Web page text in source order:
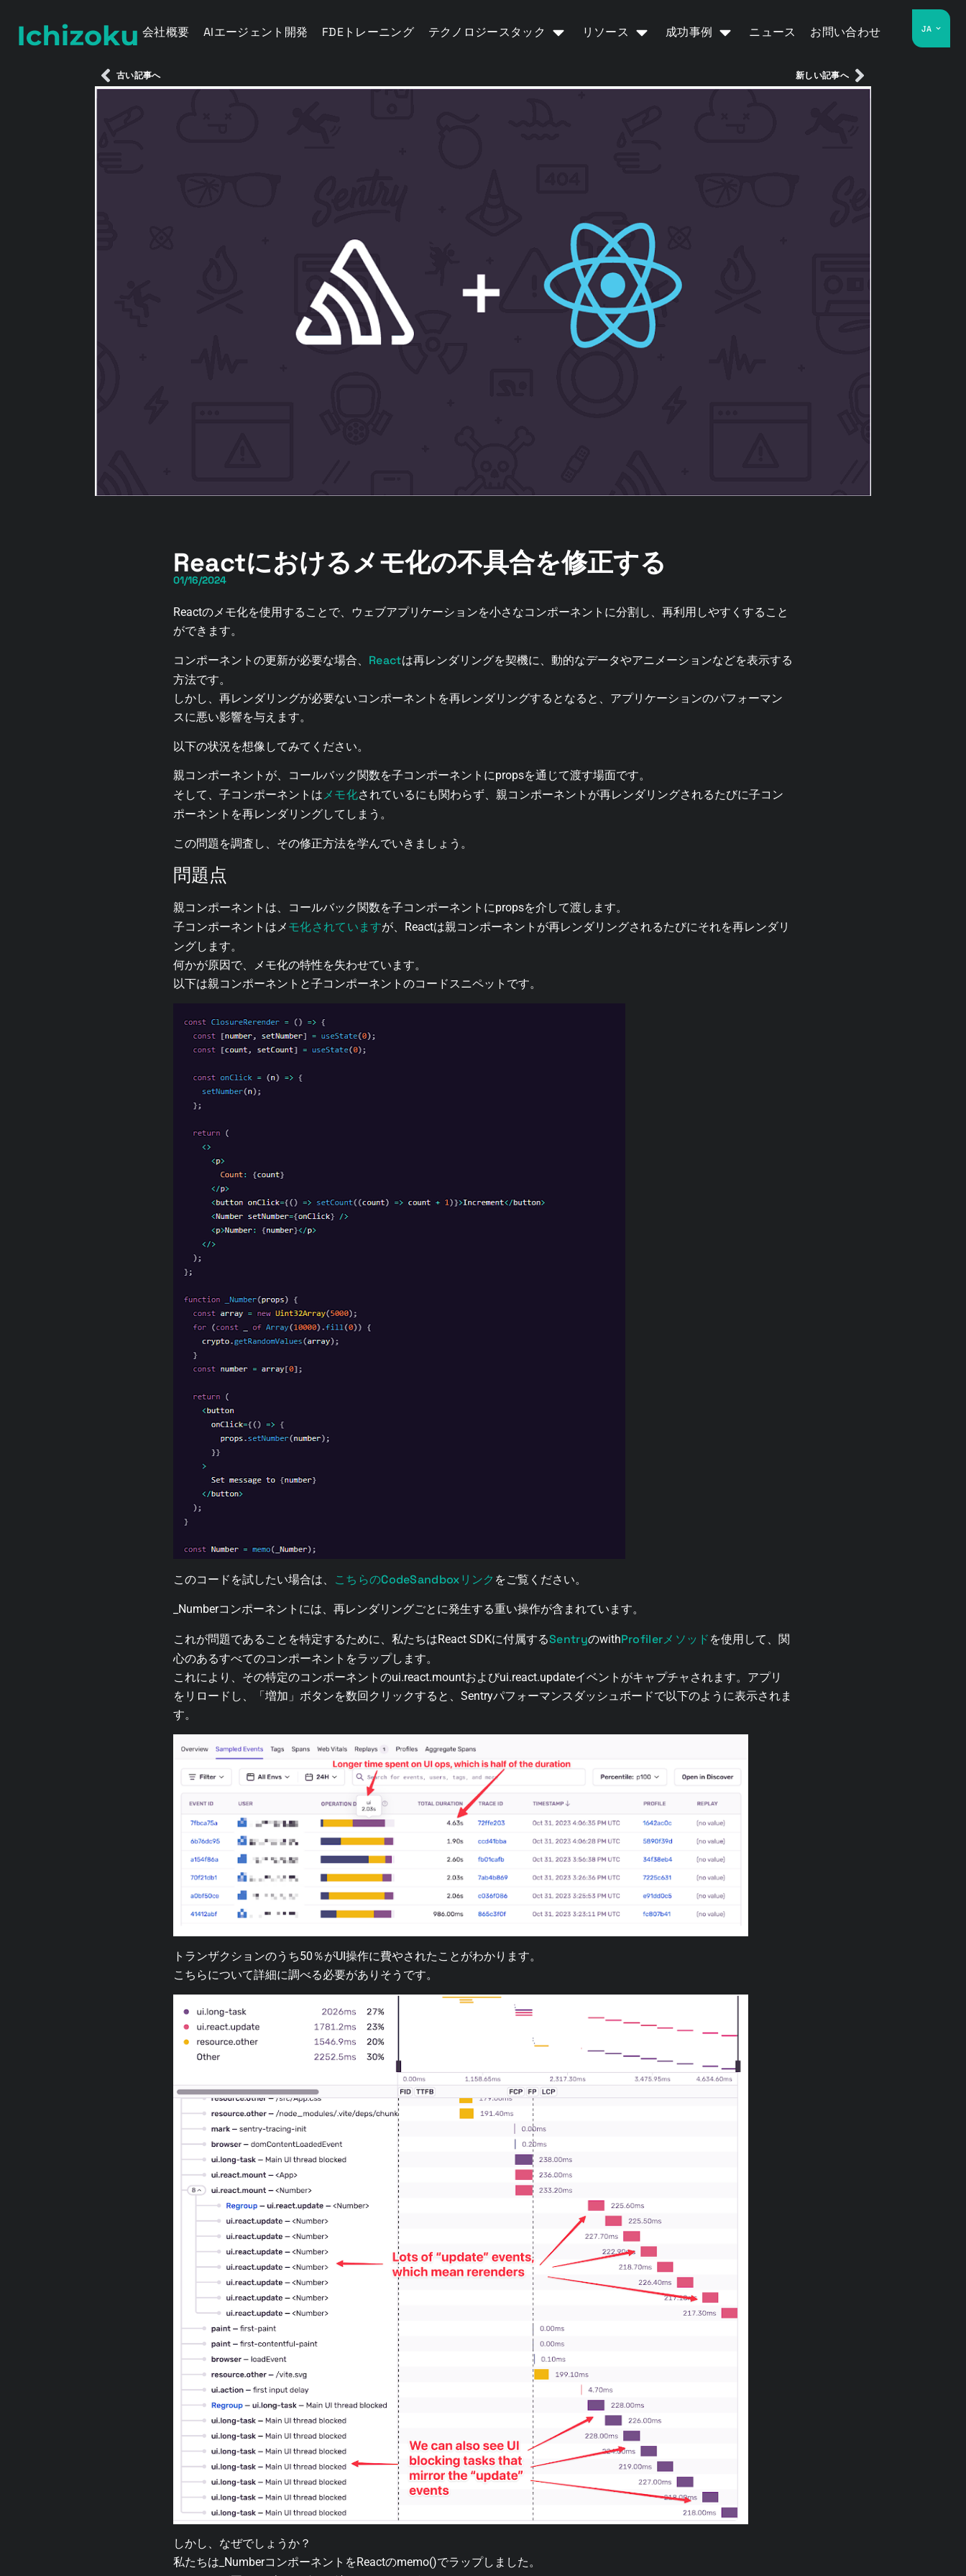
会社概要 AIエージェント開発 FDEトレーニング テクノロジースタック リソース 成功事例 ニュース お問い合わせ JA
古い記事へ 新しい記事へ
Reactにおけるメモ化の不具合を修正する
01/16/2024
Reactのメモ化を使用することで、ウェブアプリケーションを小さなコンポーネントに分割し、再利用しやすくすること
ができます。
コンポーネントの更新が必要な場合、 Reactは再レンダリングを契機に、動的なデータやアニメーションなどを表示する
方法です。
しかし、再レンダリングが必要ないコンポーネントを再レンダリングするとなると、アプリケーションのパフォーマン
スに悪い影響を与えます。
以下の状況を想像してみてください。
親コンポーネントが、コールバック関数を子コンポーネントにpropsを通じて渡す場面です。
そして、子コンポーネントはメモ化されているにも関わらず、親コンポーネントが再レンダリングされるたびに子コン
ポーネントを再レンダリングしてしまう。
この問題を調査し、その修正方法を学んでいきましょう。
問題点
親コンポーネントは、コールバック関数を子コンポーネントにpropsを介して渡します。
子コンポーネントはメ モ化されていますが、Reactは親コンポーネントが再レンダリングされるたびにそれを再レンダリ
ングします。
何かが原因で、メモ化の特性を失わせています。
以下は親コンポーネントと子コンポーネントのコードスニペットです。
このコードを試したい場合は、 こちらのCodeSandboxリンク をご覧ください。
_Numberコンポーネントには、再レンダリングごとに発生する重い操作が含まれています。
これが問題であることを特定するために、私たちはReact SDKに付属するSentryのwithProfilerメソッド を使用して、関
心のあるすべてのコンポーネントをラップします。
これにより、その特定のコンポーネントのui.react.mountおよびui.react.updateイベントがキャプチャされます。アプリ
をリロードし、「増加」ボタンを数回クリックすると、Sentryパフォーマンスダッシュボードで以下のように表示されま
す。
トランザクションのうち50％がUI操作に費やされたことがわかります。
こちらについて詳細に調べる必要がありそうです。
しかし、なぜでしょうか？
私たちは_NumberコンポーネントをReactのmemo()でラップしました。